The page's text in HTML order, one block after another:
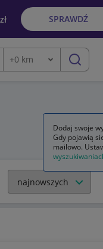
SPRAWDŹ
frazę
Odległość
+0 km szukaj
Dodaj swoje
Gdy pojawią
mailowo.